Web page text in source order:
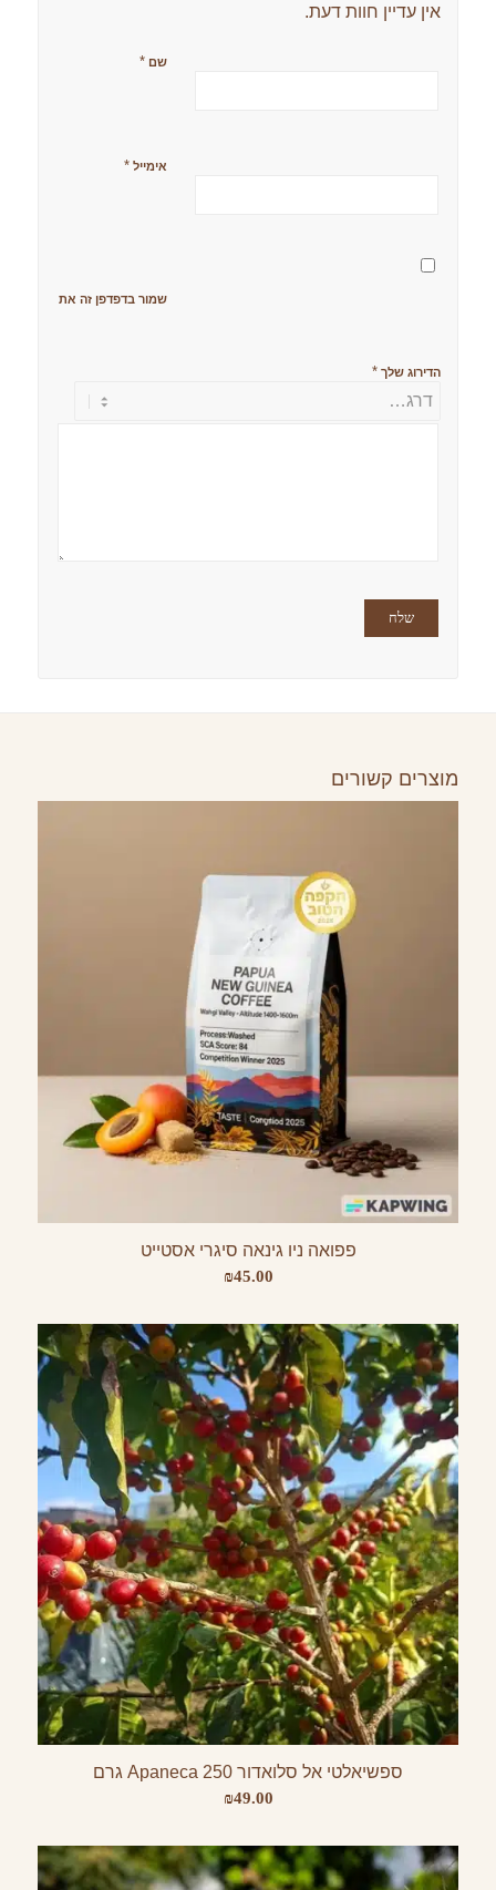
אין עדיין חוות דעת.
שם *
אימייל *
שמור בדפדפן זה את השם,
הדירוג שלך *
מוצרים קשורים
פפואה ניו גינאה סיגרי אסטייט
₪45.00
ספשיאלטי אל סלואדור Apaneca 250 גרם
₪49.00